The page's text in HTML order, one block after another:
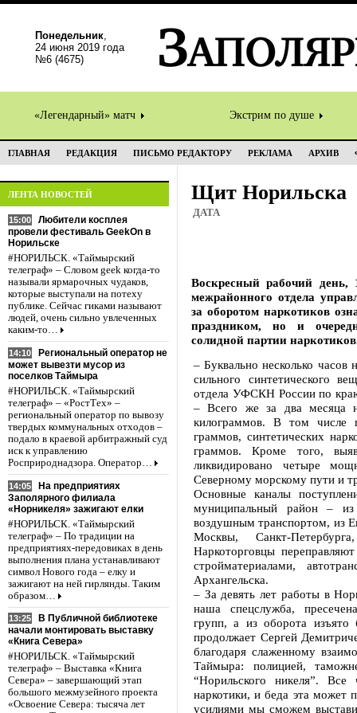
Понедельник,
24 июня 2019 года
№6 (4675)
«Легендарный» матч Экстрим по душе
ГЛАВНАЯ РЕДАКЦИЯ ПИСЬМО РЕДАКТОРУ РЕКЛАМА АРХИВ
ЛЕНТА НОВОСТЕЙ
15:00
Любители косплея
провели фестиваль GeekOn в
Норильске
#НОРИЛЬСК. «Таймырский
телеграф» – Словом geek когда-то
называли ярмарочных чудаков,
которые выступали на потеху
публике. Сейчас гиками называют
людей, очень сильно увлеченных
каким-то…
14:10
Региональный оператор не
может вывезти мусор из
поселков Таймыра
#НОРИЛЬСК. «Таймырский
телеграф» – «РостТех» –
региональный оператор по вывозу
твердых коммунальных отходов –
подало в краевой арбитражный суд
иск к управлению
Росприроднадзора. Оператор…
14:05
На предприятиях
Заполярного филиала
«Норникеля» зажигают елки
#НОРИЛЬСК. «Таймырский
телеграф» – По традиции на
предприятиях-передовиках в день
выполнения плана устанавливают
символ Нового года – елку и
зажигают на ней гирлянды. Таким
образом…
13:25
В Публичной библиотеке
начали монтировать выставку
«Книга Севера»
#НОРИЛЬСК. «Таймырский
телеграф» – Выставка «Книга
Севера» – завершающий этап
большого межмузейного проекта
«Освоение Севера: тысяча лет
Щит Норильска
ДАТА
Воскресный рабочий день,
межрайонного отдела
за оборотом наркотиков
праздником, но и
солидной партии
– Буквально несколько
сильного синтетического
отдела УФСКН России по
– Всего же за два месяца
килограммов. В том
граммов, синтетических
граммов. Кроме того,
ликвидировано четыре
Северному морскому пути и
Основные каналы
муниципальный район –
воздушным транспортом, из
Москвы, Санкт-
Наркоторговцы
стройматериалами,
Архангельска.
– За девять лет работы в
наша спецслужба,
групп, а из оборота изъято
продолжает Сергей
благодаря слаженному
Таймыра: полицией,
“Норильского никеля”.
наркотики, и беда эта
усилиями мы сможем